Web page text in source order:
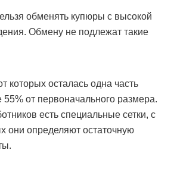
обменять купюры с высокой
Обмену не подлежат такие
которых осталась одна часть
от первоначального размера.
есть специальные сетки, с
они определяют остаточную